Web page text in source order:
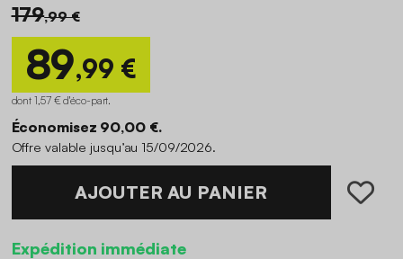
179,99 €
89,99 €
dont 1,57 € d'éco-part.
Économisez 90,00 €.
Offre valable jusqu’au 15/09/2026.
AJOUTER AU PANIER
Expédition immédiate